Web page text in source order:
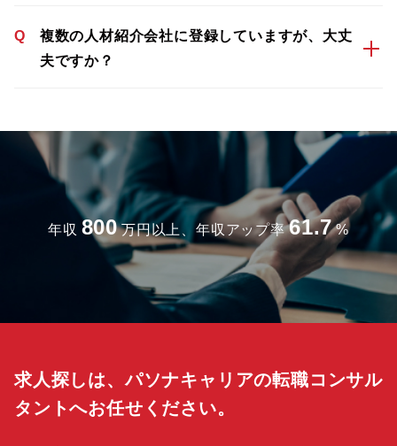
Q
複数の人材紹介会社に登録していますが、大丈
夫ですか？
年収 800 万円以上、年収アップ率 61.7 %
求人探しは、パソナキャリアの転職コンサル
タントへお任せください。